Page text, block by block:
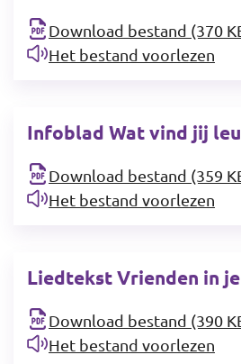
Download bestand (370
Het bestand voorlezen
Infoblad Wat vind jij
Download bestand (359
Het bestand voorlezen
Liedtekst Vrienden in
Download bestand (390
Het bestand voorlezen